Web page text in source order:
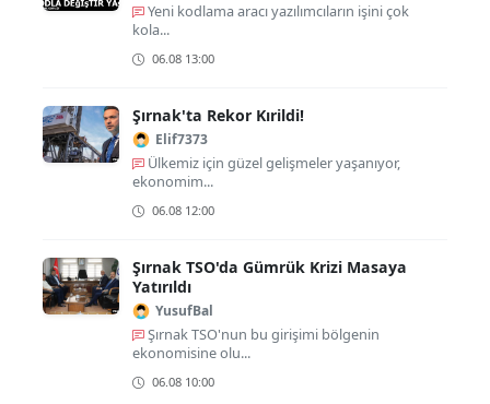
Yeni kodlama aracı yazılımcıların işini çok
kola...
06.08 13:00
Şırnak'ta Rekor Kırildi!
Elif7373
Ülkemiz için güzel gelişmeler yaşanıyor,
ekonomim...
06.08 12:00
Şırnak TSO'da Gümrük Krizi Masaya
Yatırıldı
YusufBal
Şırnak TSO'nun bu girişimi bölgenin
ekonomisine olu...
06.08 10:00